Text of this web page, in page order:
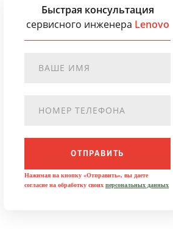
Быстрая консультация
сервисного инженера Lenovo
ОТПРАВИТЬ
Нажимая на кнопку «Отправить», вы даете
согласие на обработку своих персональных данных